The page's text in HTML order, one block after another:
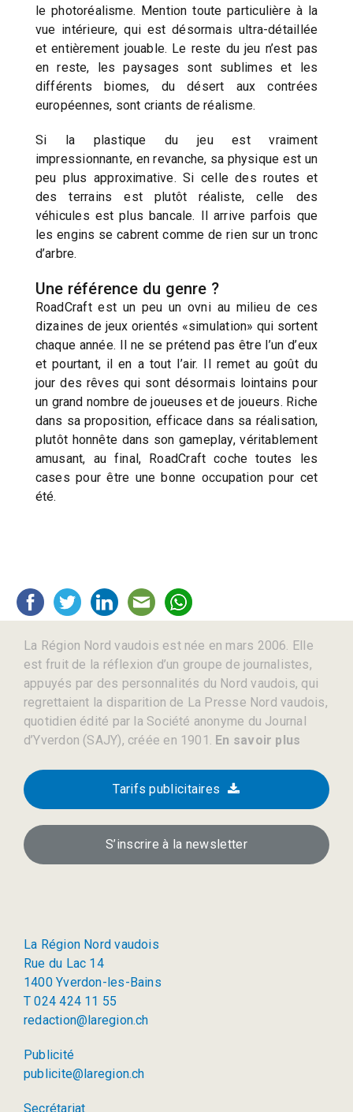
le photoréalisme. Mention toute particulière à la
vue intérieure, qui est désormais ultra-détaillée
et entièrement jouable. Le reste du jeu n’est pas
en reste, les paysages sont sublimes et les
différents biomes, du désert aux contrées
européennes, sont criants de réalisme.
Si la plastique du jeu est vraiment
impressionnante, en revanche, sa physique est un
peu plus approximative. Si celle des routes et
des terrains est plutôt réaliste, celle des
véhicules est plus bancale. Il arrive parfois que
les engins se cabrent comme de rien sur un tronc
d’arbre.
Une référence du genre ?
RoadCraft est un peu un ovni au milieu de ces
dizaines de jeux orientés «simulation» qui sortent
chaque année. Il ne se prétend pas être l’un d’eux
et pourtant, il en a tout l’air. Il remet au goût du
jour des rêves qui sont désormais lointains pour
un grand nombre de joueuses et de joueurs. Riche
dans sa proposition, efficace dans sa réalisation,
plutôt honnête dans son gameplay, véritablement
amusant, au final, RoadCraft coche toutes les
cases pour être une bonne occupation pour cet
été.
La Région Nord vaudois est née en mars 2006. Elle
est fruit de la réflexion d’un groupe de journalistes,
appuyés par des personnalités du Nord vaudois, qui
regrettaient la disparition de La Presse Nord vaudois,
quotidien édité par la Société anonyme du Journal
d’Yverdon (SAJY), créée en 1901. En savoir plus
Tarifs publicitaires
S’inscrire à la newsletter
La Région Nord vaudois
Rue du Lac 14
1400 Yverdon-les-Bains
T 024 424 11 55
redaction@laregion.ch
Publicité
publicite@laregion.ch
Secrétariat